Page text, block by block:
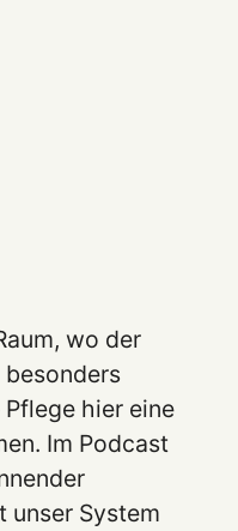
wo der
hier eine
Im Podcast
unser System